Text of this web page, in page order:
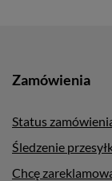
Zamówienia
Status
Śledzenie
Chcę